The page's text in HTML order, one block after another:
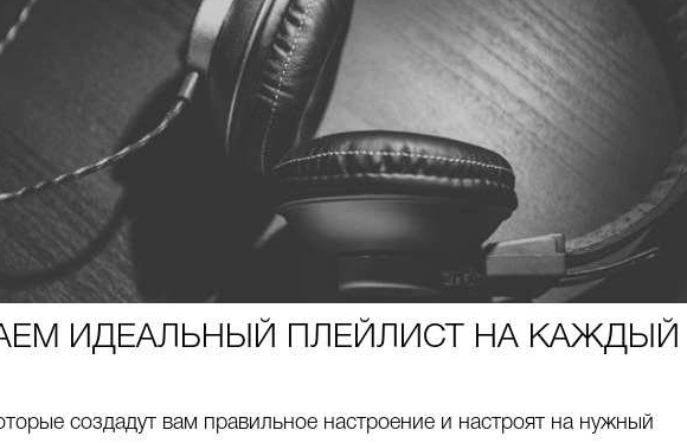
ИДЕАЛЬНЫЙ ПЛЕЙЛИСТ НА КАЖДЫЙ
создадут вам правильное настроение и настроят на нужный